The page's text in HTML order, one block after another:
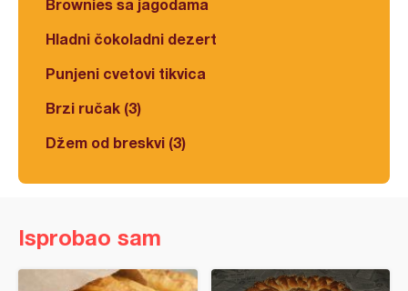
Brownies sa jagodama
Hladni čokoladni dezert
Punjeni cvetovi tikvica
Brzi ručak (3)
Džem od breskvi (3)
Isprobao sam